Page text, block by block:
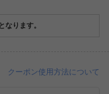
なります。
クーポン使用方法について